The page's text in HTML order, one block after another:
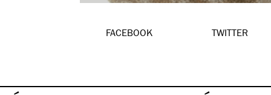
FACEBOOK TWITTER